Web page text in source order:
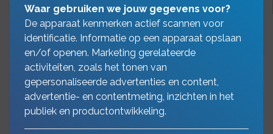
De werk- en landbouwmaterieelverzekering
lijkt in de basis erg op een autoverzekering. De
WA-dekking voldoet minimaal aan de W.A.M.-
strik, maar voor aansprakelijkheid kent de
Waar gebruiken we jouw gegevens voor?
De apparaat kenmerken actief scannen voor
identificatie. Informatie op een apparaat opslaan
en/of openen. Marketing gerelateerde
activiteiten, zoals het tonen van
gepersonaliseerde advertenties en content,
advertentie- en contentmeting, inzichten in het
publiek en productontwikkeling.